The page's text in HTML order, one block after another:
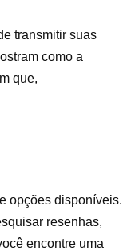
transmitir suas
como a
que,
opções disponíveis.
resenhas,
encontre uma